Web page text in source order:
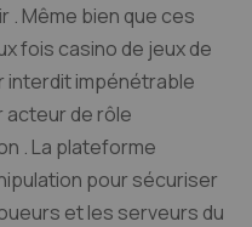
. Même bien que ces
fois casino de jeux de
interdit impénétrable
de rôle
. La plateforme
pour sécuriser
et les serveurs du